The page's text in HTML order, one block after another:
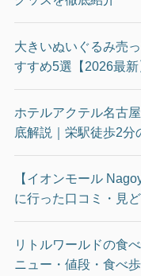
大きいぬいぐるみ売
すすめ5選【2026最新
ホテルアクテル名古
底解説｜栄駅徒歩2分
【イオンモール
に行った口コミ・見
リトルワールドの食
ニュー・値段・食べ